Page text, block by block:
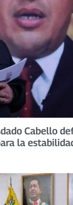
Cabello
la